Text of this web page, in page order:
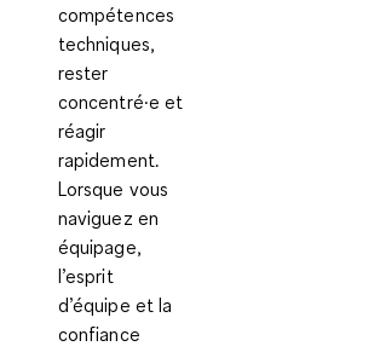
compétences
techniques,
rester
concentré·e et
réagir
rapidement.
Lorsque vous
naviguez en
équipage,
l’esprit
d’équipe et la
confiance